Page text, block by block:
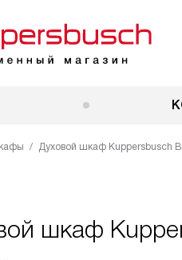
Духовой шкаф Kuppersbusch
шкаф